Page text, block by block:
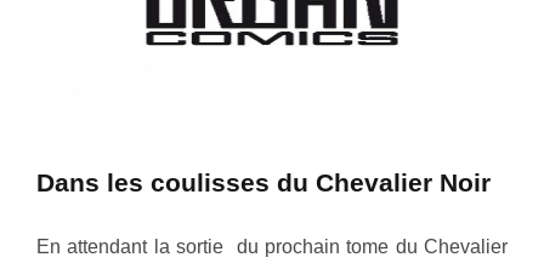
Dans les coulisses du Chevalier Noir
En attendant la sortie du prochain tome du Chevalier